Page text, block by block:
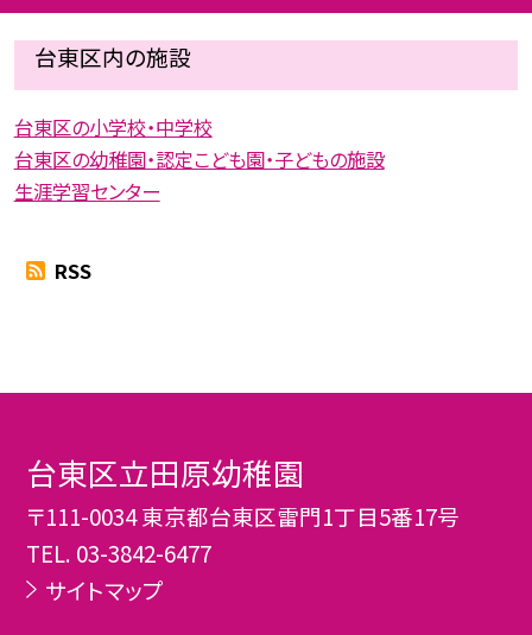
台東区内の施設
台東区の小学校・中学校
台東区の幼稚園・認定こども園・子どもの施設
生涯学習センター
RSS
台東区立田原幼稚園
〒111-0034 東京都台東区雷門1丁目5番17号
TEL. 03-3842-6477
サイトマップ